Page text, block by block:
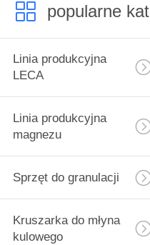
popularne
Linia produkcyjna
LECA
Linia produkcyjna
magnezu
Sprzęt do granulacji
Kruszarka do młyna
kulowego